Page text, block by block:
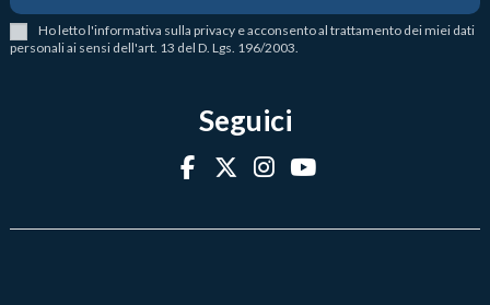
Ho letto l'informativa sulla privacy e acconsento al trattamento dei miei dati
personali ai sensi dell'art. 13 del D. Lgs. 196/2003.
Seguici